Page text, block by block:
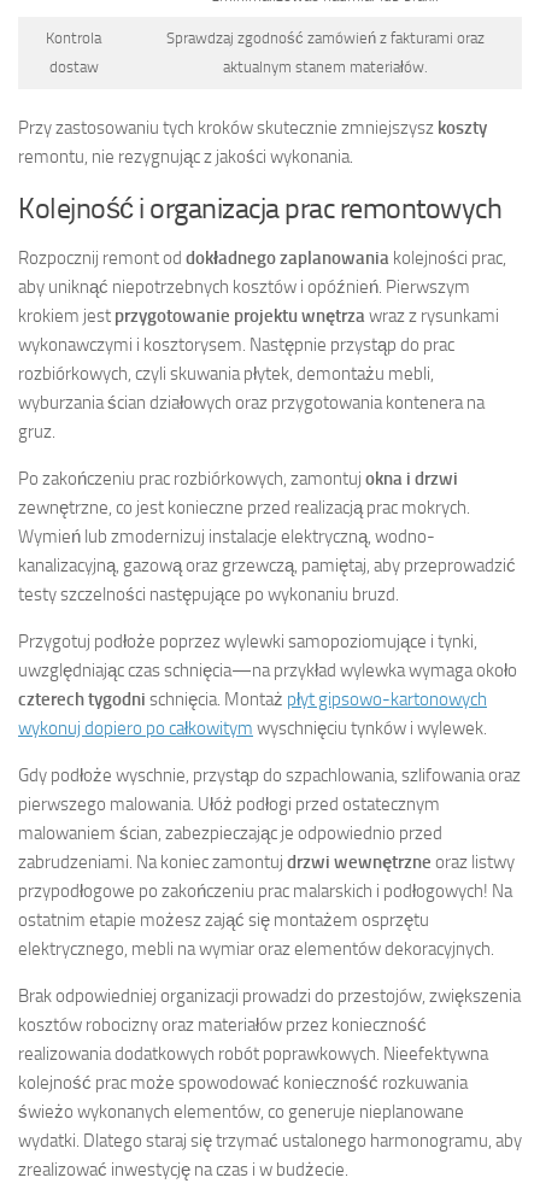
Kontrola
dostaw
Sprawdzaj zgodność zamówień z fakturami oraz
aktualnym stanem materiałów.
Przy zastosowaniu tych kroków skutecznie zmniejszysz koszty
remontu, nie rezygnując z jakości wykonania.
Kolejność i organizacja prac remontowych
Rozpocznij remont od dokładnego zaplanowania kolejności prac,
aby uniknąć niepotrzebnych kosztów i opóźnień. Pierwszym
krokiem jest przygotowanie projektu wnętrzawraz z rysunkami
wykonawczymi i kosztorysem. Następnie przystąp do prac
rozbiórkowych, czyli skuwania płytek, demontażu mebli,
wyburzania ścian działowych oraz przygotowania kontenera na
gruz.
Po zakończeniu prac rozbiórkowych, zamontuj okna i drzwi
zewnętrzne, co jest konieczne przed realizacją prac mokrych.
Wymień lub zmodernizuj instalacje elektryczną, wodno-
kanalizacyjną, gazową oraz grzewczą, pamiętaj, aby przeprowadzić
testy szczelności następujące po wykonaniu bruzd.
Przygotuj podłoże poprzez wylewki samopoziomujące i tynki,
uwzględniając czas schnięcia—na przykład wylewka wymaga około
czterech tygodni schnięcia. Montaż płyt gipsowo-kartonowych
wykonuj dopiero po całkowitym wyschnięciu tynków i wylewek.
Gdy podłoże wyschnie, przystąp do szpachlowania, szlifowania oraz
pierwszego malowania. Ułóż podłogi przed ostatecznym
malowaniem ścian, zabezpieczając je odpowiednio przed
zabrudzeniami. Na koniec zamontuj drzwi wewnętrzne oraz listwy
przypodłogowe po zakończeniu prac malarskich i podłogowych! Na
ostatnim etapie możesz zająć się montażem osprzętu
elektrycznego, mebli na wymiar oraz elementów dekoracyjnych.
Brak odpowiedniej organizacji prowadzi do przestojów, zwiększenia
kosztów robocizny oraz materiałów przez konieczność
realizowania dodatkowych robót poprawkowych. Nieefektywna
kolejność prac może spowodować konieczność rozkuwania
świeżo wykonanych elementów, co generuje nieplanowane
wydatki. Dlatego staraj się trzymać ustalonego harmonogramu, aby
zrealizować inwestycję na czas i w budżecie.